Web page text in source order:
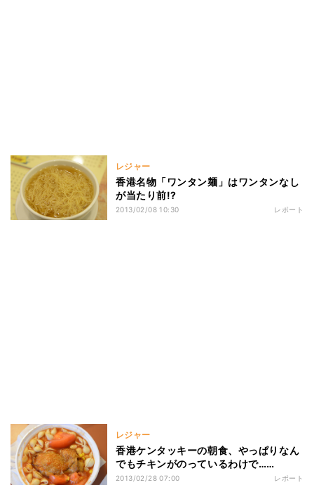
レジャー
香港名物「ワンタン麺」はワンタンなし
が当たり前!?
2013/02/08 10:30 レポート
レジャー
香港ケンタッキーの朝食、やっぱりなん
でもチキンがのっているわけで……
2013/02/28 07:00 レポート